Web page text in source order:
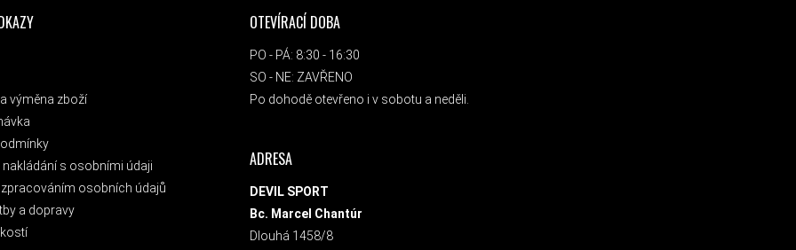
výměna zboží
s osobními údaji
osobních údajů
a dopravy
OTEVÍRACÍ DOBA
PO - PÁ: 8:30 - 16:30
SO - NE: ZAVŘENO
Po dohodě otevřeno i v sobotu a neděli.
ADRESA
DEVIL SPORT
Bc. Marcel Chantúr
Dlouhá 1458/8